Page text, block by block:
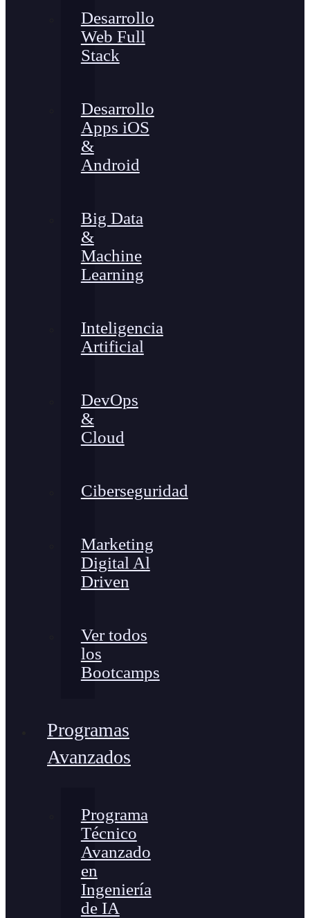
Desarrollo
Web Full
Stack
Desarrollo
Apps iOS
&
Android
Big Data
&
Machine
Learning
Inteligencia
Artificial
DevOps
&
Cloud
Ciberseguridad
Marketing
Digital Al
Driven
Ver todos
los
Bootcamps
Programas
Avanzados
Programa
Técnico
Avanzado
en
Ingeniería
de IA